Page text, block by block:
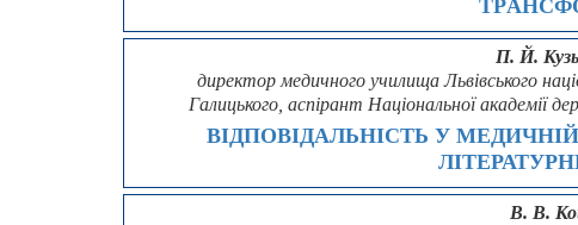
П. Й.
директор медичного училища Львівського
Галицького, аспірант Національної академії
ВІДПОВІДАЛЬНІСТЬ У
В. В.